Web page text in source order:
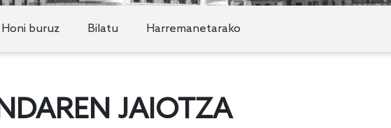
Honi buruz Bilatu Harremanetarako
JAIOTZA